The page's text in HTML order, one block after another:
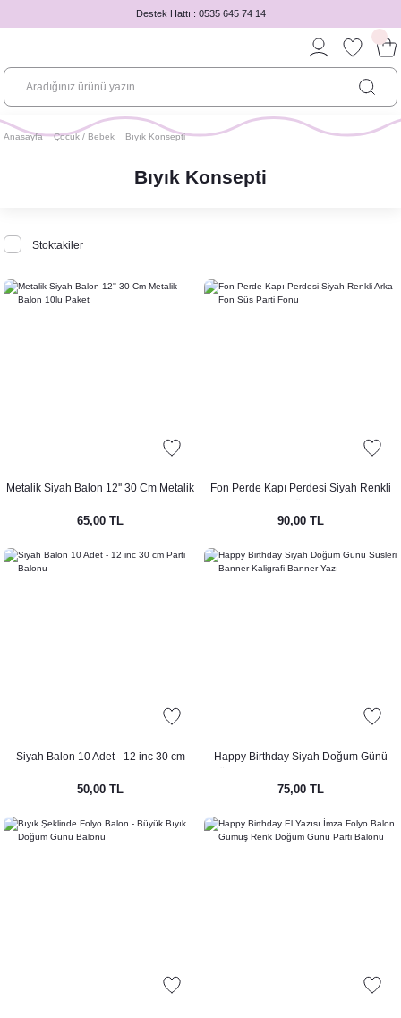
Destek Hattı : 0535 645 74 14
Anasayfa Çocuk / Bebek Bıyık Konsepti
Bıyık Konsepti
Stoktakiler
Metalik Siyah Balon 12'' 30 Cm Metalik
65,00 TL
Fon Perde Kapı Perdesi Siyah Renkli
90,00 TL
Siyah Balon 10 Adet - 12 inc 30 cm
50,00 TL
Happy Birthday Siyah Doğum Günü
75,00 TL